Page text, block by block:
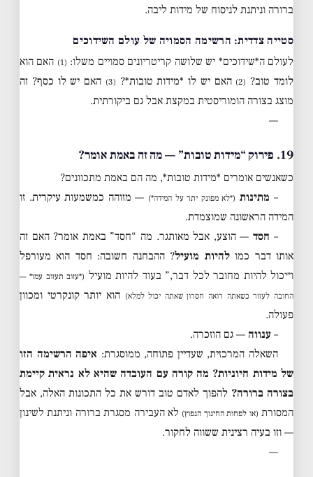
ברורה וניתנת לניסוח של מידות ליבה.
סטייה צדדית: הרשימה הסמויה של עולם השידוכים
לעולם ה*שידוכים* יש שלושה קריטריונים סמויים משלו: (1)
האם הוא
לומד טוב? (2) האם יש לו *מידות טובות*? (3)
האם יש לו כסף? זה
מוצג בצורה הומוריסטית במקצת אבל גם ביקורתית.
—
19. פירוק “מידות טובות” — מה זה באמת אומר?
כשאנשים אומרים *מידות טובות*, מה הם באמת מתכוונים?
– מתינות (*לא מפונק יתר על המידה*) — מזוהה כמשמעות עיקרית. זו
המידה הראשונה שמוצמדת.
– חסד— הוצע, אבל מאותגר. מה “חסד” באמת אומר? האם זה
אותו דבר כמולהיות מועיל? ההבחנה חשובה: חסד הוא מעורפל
ו״יכול להיות מחובר לכל דבר,” בעוד להיות מועיל (*עזוב תעזוב עמו* —
החובה לעזור כשאתה רואה חסרון שאתה יכול למלא) הוא יותר קונקרטי ומכוון
פעולה.
–ענווה — גם הוזכרה.
השאלה המרכזית, שעדיין פתוחה, ממוסגרת: איפה הרשימה הזו
של מידות חיוניות? מה קורה עם העובדה שהיא לא נראית קיימת
בצורה ברורה? להפוך לאדם טוב דורש את כל התכונות האלה, אבל
המסורת (או לפחות החינוך הנפוץ) לא העבירה מסגרת ברורה וניתנת לשינון
— וזו בעיה רצינית ששווה לחקור.
—